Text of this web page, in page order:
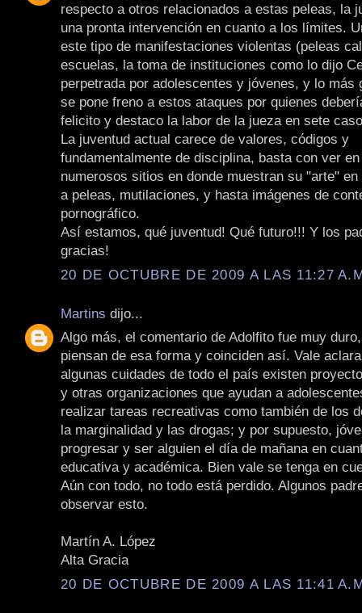
respecto a otros relacionados a estas peleas, la
una pronta intervención en cuanto a los límites.
este tipo de manifestaciones violentas (peleas
escuelas, la toma de instituciones como lo dijo
perpetrada por adolescentes y jóvenes, y lo más
se pone freno a estos ataques por quienes
felicito y destaco la labor de la jueza en sete
La juventud actual carece de valores, códigos y
fundamentalmente de disciplina, basta con ver
numerosos sitios en donde muestran su "arte"
a peleas, mutilaciones, y hasta imágenes de
pornográfico.
Así estamos, qué juventud! Qué futuro!!! Y los
gracias!
20 DE OCTUBRE DE 2009 A LAS 11:27
Martins dijo...
Algo más, el comentario de Adolfito fue muy
piensan de esa forma y coinciden así. Vale
algunas cuidades de todo el país existen
y otras organizaciones que ayudan a
realizar tareas recreativas como también de los
la marginalidad y las drogas; y por supuesto,
progresar y ser alguien el día de mañana en
educativa y académica. Bien vale se tenga en
Aún con todo, no todo está perdido. Algunos
observar esto.
Martín A. López
Alta Gracia
20 DE OCTUBRE DE 2009 A LAS 11:41